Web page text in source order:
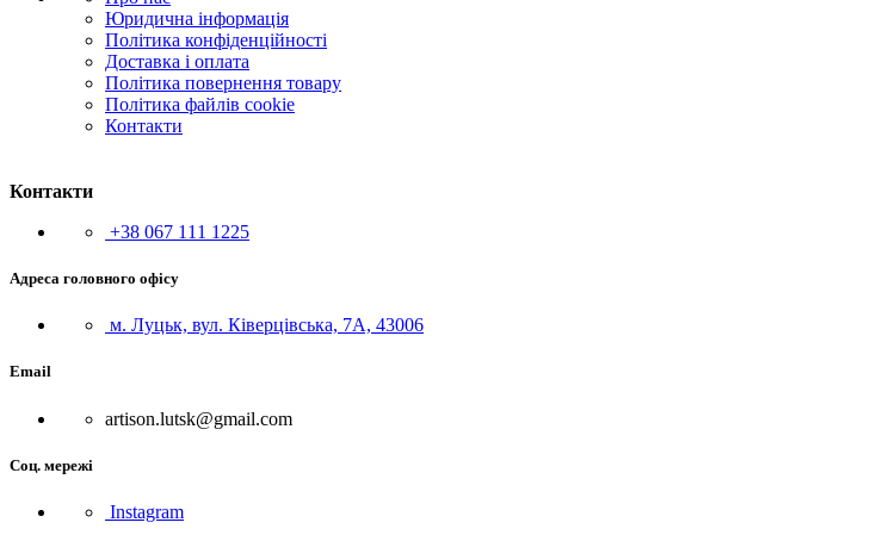
Юридична інформація
Політика конфіденційності
Доставка і оплата
Політика повернення товару
Політика файлів cookie
Контакти
Контакти
+38 067 111 1225
Адреса головного офісу
м. Луцьк, вул. Ківерцівська, 7А, 43006
Email
artison.lutsk@gmail.com
Соц. мережі
Instagram